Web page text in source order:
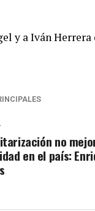
y a Iván
no
en el país: